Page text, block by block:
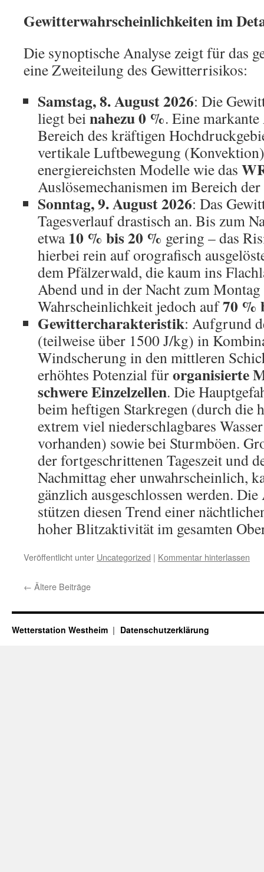
Gewitterwahrscheinlichkeiten im
Die synoptische Analyse zeigt für das
eine Zweiteilung des Gewitterrisikos:
Samstag, 8. August 2026: Die
liegt beinahezu 0 %. Eine
Bereich des kräftigen
vertikale Luftbewegung
energiereichsten Modelle wie das
Auslösemechanismen im Bereich
Sonntag, 9. August 2026: Das
Tagesverlauf drastisch an. Bis zum
etwa10 % bis 20 % gering – das
hierbei rein auf orografisch
dem Pfälzerwald, die kaum ins
Abend und in der Nacht zum
Wahrscheinlichkeit jedoch auf70 %
Gewittercharakteristik: Aufgrund
(teilweise über 1500 J/kg) in
Windscherung in den mittleren
erhöhtes Potenzial fürorganisierte
schwere Einzelzellen. Die
beim heftigen Starkregen (durch die
extrem viel niederschlagbares
vorhanden) sowie bei Sturmböen.
der fortgeschrittenen Tageszeit und
Nachmittag eher unwahrscheinlich,
gänzlich ausgeschlossen werden.
stützen diesen Trend einer
hoher Blitzaktivität im gesamten
Veröffentlicht unter Uncategorized | Kommentar hinterlassen
← Ältere Beiträge
Wetterstation Westheim Datenschutzerklärung